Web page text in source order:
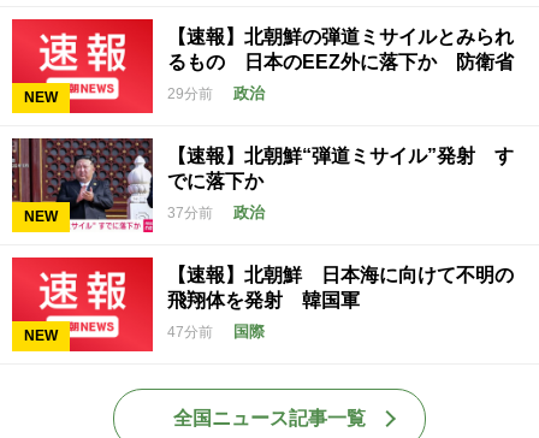
NEW
【速報】北朝鮮の弾道ミサイルとみられ
るもの 日本のEEZ外に落下か 防衛省
29分前 政治
NEW
【速報】北朝鮮“弾道ミサイル”発射 す
でに落下か
37分前 政治
NEW
【速報】北朝鮮 日本海に向けて不明の
飛翔体を発射 韓国軍
47分前 国際
全国ニュース記事一覧